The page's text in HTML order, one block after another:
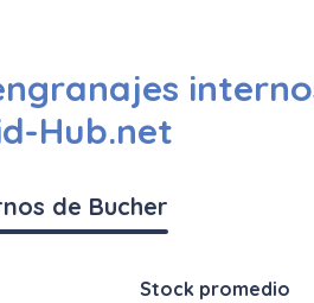
Hub.net
de Bucher
Stock promedio